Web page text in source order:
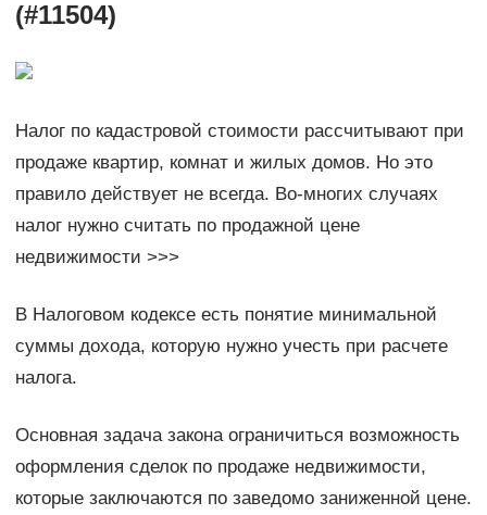
(#11504)
Налог по кадастровой стоимости рассчитывают при
продаже квартир, комнат и жилых домов. Но это
правило действует не всегда. Во-многих случаях
налог нужно считать по продажной цене
недвижимости >>>
В Налоговом кодексе есть понятие минимальной
суммы дохода, которую нужно учесть при расчете
налога.
Основная задача закона ограничиться возможность
оформления сделок по продаже недвижимости,
которые заключаются по заведомо заниженной цене.